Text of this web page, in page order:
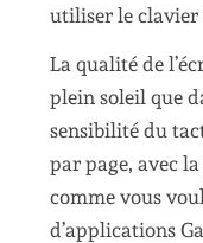
utiliser le clavier
La qualité de
plein soleil que
sensibilité du
par page, avec
comme vous
d’applications